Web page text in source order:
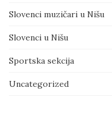
Slovenci muzičari u Nišu
Slovenci u Nišu
Sportska sekcija
Uncategorized